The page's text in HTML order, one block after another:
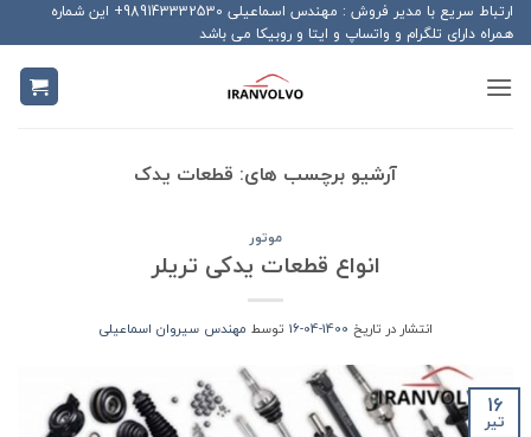
Skip
to
content
ارتباط سریع با مدیر فروش : مهندس اسماعیلی 989143332530+ این شماره
همراه دارای تلگرام و واتساپ و ایتا و روبیکا می باشد
آرشیو برچسب های: قطعات یدک
موتور
انواع قطعات یدکی تریلر
انتشار در تاریخ 1400-04-16 توسط مهندس سیروان اسماعیلی
16
تیر